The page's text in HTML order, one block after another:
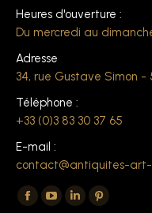
Heures d'ouverture :
Du mercredi au
Adresse
34, rue Gustave Simon -
Téléphone :
+33 (0)3 83 30 37 65
E-mail :
contact@antiquites-
Trouvez nous sur :
La
La
La
La